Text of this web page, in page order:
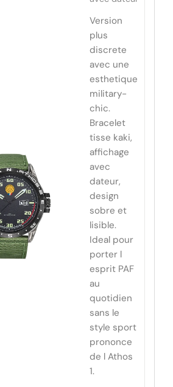
Version
plus
discrete
avec une
esthetique
military-
chic.
Bracelet
tisse kaki,
affichage
avec
dateur,
design
sobre et
lisible.
Ideal pour
porter l
esprit PAF
au
quotidien
sans le
style sport
prononce
de l Athos
1.